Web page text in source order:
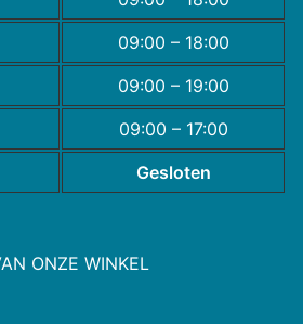
09:00 – 18:00
09:00 – 19:00
09:00 – 17:00
Gesloten
ONZE WINKEL